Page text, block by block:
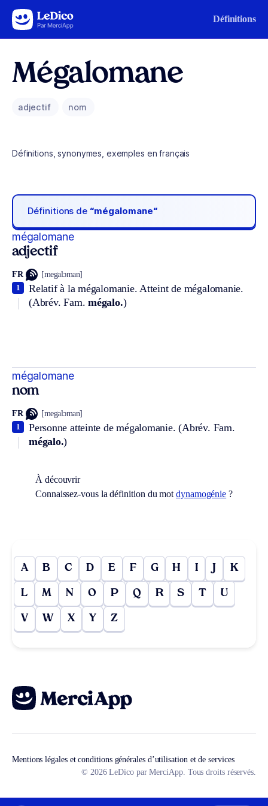
Aller au contenu Définitions
Mégalomane
adjectif nom
Définitions, synonymes, exemples en français
Définitions de “mégalomane“
mégalomane
adjectif
FR [megalɔman]
Relatif à la mégalomanie. Atteint de mégalomanie.
(Abrév. Fam. mégalo.)
1
mégalomane
nom
FR [megalɔman]
Personne atteinte de mégalomanie. (Abrév. Fam.
mégalo.)
1
À découvrir
Connaissez-vous la définition du motdynamogénie ?
A B C D E F G H I J K
L M N O P Q R S T U
V W X Y Z
Mentions légales et conditions générales d’utilisation et de services
© 2026 LeDico par MerciApp. Tous droits réservés.